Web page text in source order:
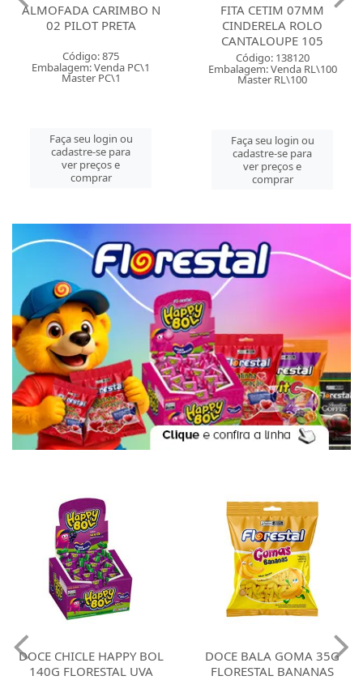
ALMOFADA CARIMBO N
02 PILOT PRETA
Código: 875
Embalagem: Venda PC\1
Master PC\1
Faça seu login ou
cadastre-se para
ver preços e
comprar
FITA CETIM 07MM
CINDERELA ROLO
CANTALOUPE 105
Código: 138120
Embalagem: Venda RL\100
Master RL\100
Faça seu login ou
cadastre-se para
ver preços e
comprar
DOCE CHICLE HAPPY BOL
140G FLORESTAL UVA
DOCE BALA GOMA 35G
FLORESTAL BANANAS